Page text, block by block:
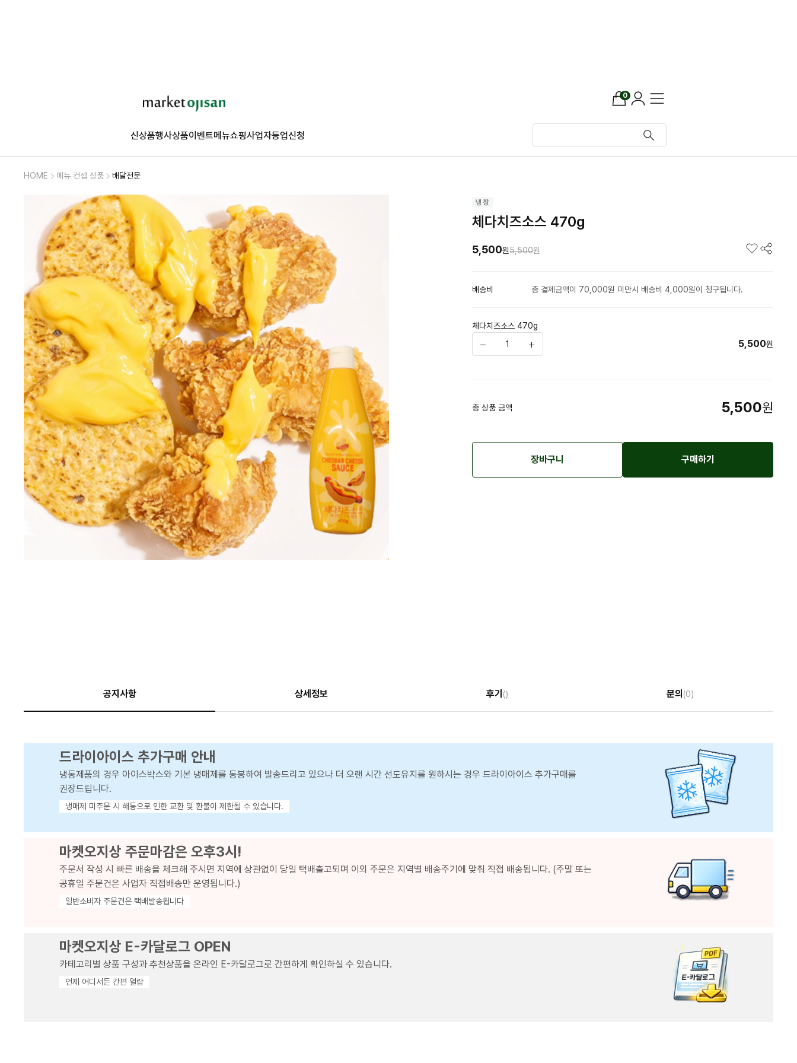
0
신상품행사상품이벤트메뉴쇼핑사업자등업신청
HOME 메뉴 컨셉 상품 배달전문
체다치즈소스 470g
5,500원5,500원
배송비 총 결제금액이 70,000원 미만시 배송비 4,000원이 청구됩니다.
체다치즈소스 470g
5,500원
총 상품 금액 5,500원
장바구니 구매하기
공지사항 상세정보 후기 () 문의 (0)
드라이아이스 추가구매 안내
냉동제품의 경우 아이스박스와 기본 냉매제를 동봉하여 발송드리고 있으나 더 오랜 시간 선도유지를 원하시는 경우 드라이아이스 추가구매를
권장드립니다.
냉매제 미주문 시 해동으로 인한 교환 및 환불이 제한될 수 있습니다.
마켓오지상 주문마감은 오후3시!
주문서 작성 시 빠른 배송을 체크해 주시면 지역에 상관없이 당일 택배출고되며 이외 주문은 지역별 배송주기에 맞춰 직접 배송됩니다. (주말 또는
공휴일 주문건은 사업자 직접배송만 운영됩니다.)
일반소비자 주문건은 택배발송됩니다
마켓오지상 E-카달로그 OPEN
카테고리별 상품 구성과 추천상품을 온라인 E-카달로그로 간편하게 확인하실 수 있습니다.
언제 어디서든 간편 열람